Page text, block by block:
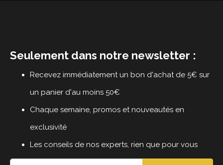
Seulement dans notre newsletter :
Recevez immédiatement un bon d'achat de 5€ sur
un panier d'au moins 50€
Chaque semaine, promos et nouveautés en
exclusivité
Les conseils de nos experts, rien que pour vous